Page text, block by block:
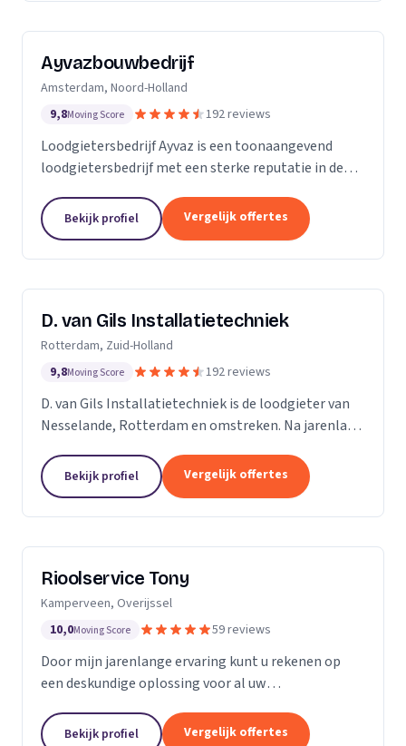
Ayvazbouwbedrijf
Amsterdam, Noord-Holland
9,8Moving Score 192 reviews
Loodgietersbedrijf Ayvaz is een toonaangevend
loodgietersbedrijf met een sterke reputatie in de
met een passie voor het leveren van hoogwaardige...
Bekijk profiel Vergelijk offertes
D. van Gils Installatietechniek
Rotterdam, Zuid-Holland
9,8Moving Score 192 reviews
D. van Gils Installatietechniek is de loodgieter van
Nesselande, Rotterdam en omstreken. Na jarenlang
wilde en besloot daarom D. van Gils...
Bekijk profiel Vergelijk offertes
Rioolservice Tony
Kamperveen, Overijssel
10,0Moving Score 59 reviews
Door mijn jarenlange ervaring kunt u rekenen op
een deskundige oplossing voor al uw
verstoppingen, vervangen en/of aanpassen van uw
Bekijk profiel Vergelijk offertes